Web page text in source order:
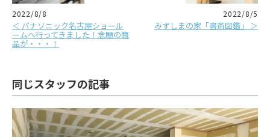
2022/8/8
＜ パナソニック名古屋ショール
ームへ行ってきました！念願の商
品が・・・！
2022/8/5
みずしまの家「書斎図鑑」 ＞
同じスタッフの記事